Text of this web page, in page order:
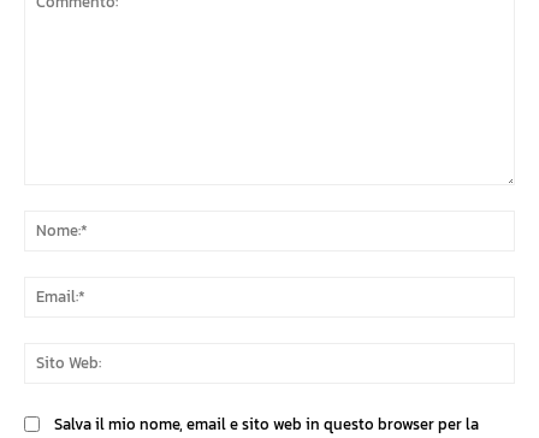
Salva il mio nome, email e sito web in questo browser per la